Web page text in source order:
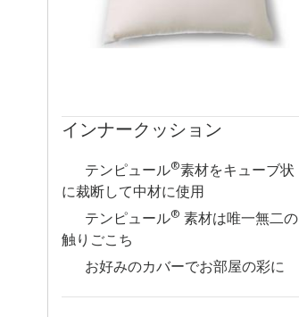
インナークッション
テンピュール®素材をキューブ状
に裁断して中材に使用
テンピュール® 素材は唯一無二の
触りごこち
お好みのカバーでお部屋の彩に